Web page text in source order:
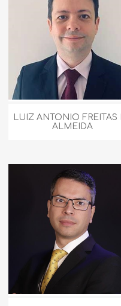
LUIZ ANTONIO FREITAS
ALMEIDA